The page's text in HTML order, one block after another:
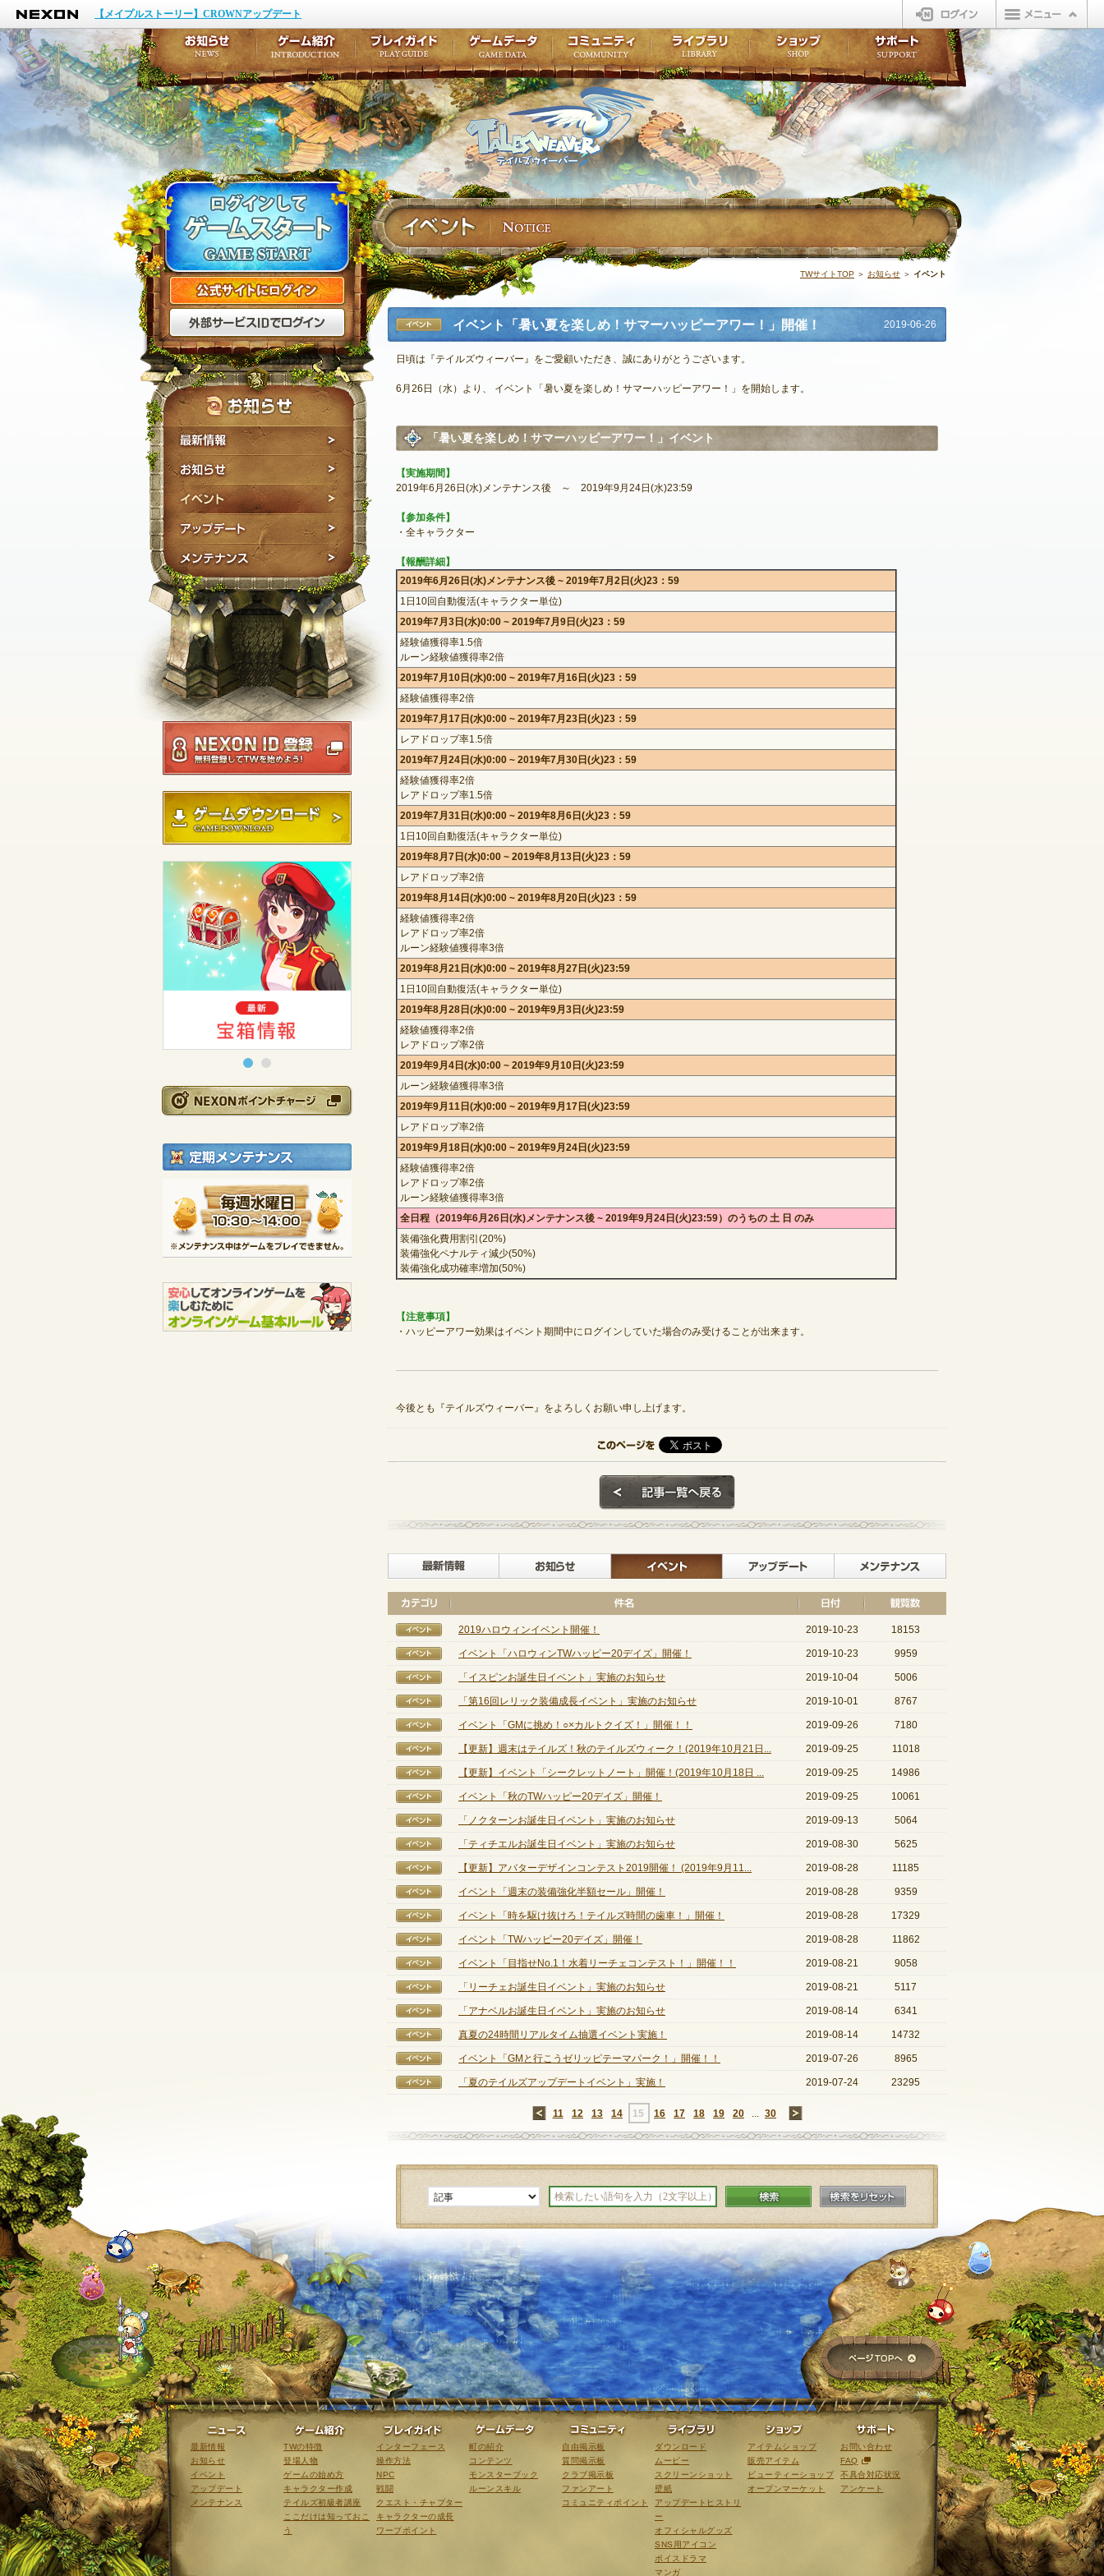
NEXON
【メイプルストーリー】CROWNアップデート
ログイン
テイルズウィーバー
公式サイトにログイン
外部サービスIDでログイン
最新情報
イベント
アップデート
NEXON ID登録
ゲームダウンロード
NEXONポイントチャージ
定期メンテナンス
毎週水曜日 10:30～14:00
※メンテナンス中はゲームをプレイできません。
TWサイトTOP ＞ お知らせ ＞ イベント
イベント
イベント「暑い夏を楽しめ！サマーハッピーアワー！」開催！ 2019-06-26
日頃は『テイルズウィーバー』をご愛顧いただき、誠にありがとうございます。
6月26日（水）より、 イベント「暑い夏を楽しめ！サマーハッピーアワー！」を開始します。
「暑い夏を楽しめ！サマーハッピーアワー！」イベント
【実施期間】
2019年6月26日(水)メンテナンス後 ～ 2019年9月24日(水)23:59
【参加条件】
・全キャラクター
【報酬詳細】
2019年6月26日(水)メンテナンス後 ~ 2019年7月2日(火)23：59
1日10回自動復活(キャラクター単位)
2019年7月3日(水)0:00 ~ 2019年7月9日(火)23：59
経験値獲得率1.5倍
ルーン経験値獲得率2倍
2019年7月10日(水)0:00 ~ 2019年7月16日(火)23：59
経験値獲得率2倍
2019年7月17日(水)0:00 ~ 2019年7月23日(火)23：59
レアドロップ率1.5倍
2019年7月24日(水)0:00 ~ 2019年7月30日(火)23：59
経験値獲得率2倍
レアドロップ率1.5倍
2019年7月31日(水)0:00 ~ 2019年8月6日(火)23：59
1日10回自動復活(キャラクター単位)
2019年8月7日(水)0:00 ~ 2019年8月13日(火)23：59
レアドロップ率2倍
2019年8月14日(水)0:00 ~ 2019年8月20日(火)23：59
経験値獲得率2倍
レアドロップ率2倍
ルーン経験値獲得率3倍
2019年8月21日(水)0:00 ~ 2019年8月27日(火)23:59
1日10回自動復活(キャラクター単位)
2019年8月28日(水)0:00 ~ 2019年9月3日(火)23:59
経験値獲得率2倍
レアドロップ率2倍
2019年9月4日(水)0:00 ~ 2019年9月10日(火)23:59
ルーン経験値獲得率3倍
2019年9月11日(水)0:00 ~ 2019年9月17日(火)23:59
レアドロップ率2倍
2019年9月18日(水)0:00 ~ 2019年9月24日(火)23:59
経験値獲得率2倍
レアドロップ率2倍
ルーン経験値獲得率3倍
全日程（2019年6月26日(水)メンテナンス後 ~ 2019年9月24日(火)23:59）のうちの 土 日 のみ
装備強化費用割引(20%)
装備強化ペナルティ減少(50%)
装備強化成功確率増加(50%)
【注意事項】
・ハッピーアワー効果はイベント期間中にログインしていた場合のみ受けることが出来ます。
今後とも『テイルズウィーバー』をよろしくお願い申し上げます。
最新情報 お知らせ イベント アップデート
【イベント】
2019ハロウィンイベント開催！ 2019-10-23 18153
【イベント】
イベント「ハロウィンTWハッピー20デイズ」開催！ 2019-10-23 9959
【イベント】
「イスピンお誕生日イベント」実施のお知らせ 2019-10-04 5006
【イベント】
「第16回レリック装備成長イベント」実施のお知らせ 2019-10-01 8767
【イベント】
イベント「GMに挑め！○×カルトクイズ！」開催！！ 2019-09-26 7180
【イベント】
【更新】週末はテイルズ！秋のテイルズウィーク！(2019年10月21日... 2019-09-25 11018
【イベント】
【更新】イベント「シークレットノート」開催！(2019年10月18日 ... 2019-09-25 14986
【イベント】
イベント「秋のTWハッピー20デイズ」開催！ 2019-09-25 10061
【イベント】
「ノクターンお誕生日イベント」実施のお知らせ 2019-09-13 5064
【イベント】
「ティチエルお誕生日イベント」実施のお知らせ 2019-08-30 5625
【イベント】
【更新】アバターデザインコンテスト2019開催！ (2019年9月11... 2019-08-28 11185
【イベント】
イベント「週末の装備強化半額セール」開催！ 2019-08-28 9359
【イベント】
イベント「時を駆け抜けろ！テイルズ時間の歯車！」開催！ 2019-08-28 17329
【イベント】
イベント「TWハッピー20デイズ」開催！ 2019-08-28 11862
【イベント】
イベント「目指せNo.1！水着リーチェコンテスト！」開催！！ 2019-08-21 9058
【イベント】
「リーチェお誕生日イベント」実施のお知らせ 2019-08-21 5117
【イベント】
「アナベルお誕生日イベント」実施のお知らせ 2019-08-14 6341
【イベント】
真夏の24時間リアルタイム抽選イベント実施！ 2019-08-14 14732
【イベント】
イベント「GMと行こうゼリッピテーマパーク！」開催！！ 2019-07-26 8965
【イベント】
「夏のテイルズアップデートイベント」実施！ 2019-07-24 23295
←
11 12 13 14 15 16 17 18 19 20 ... 30
検索 検索をリセット
お知らせ
イベント
アップデート
メンテナンス
ゲーム紹介
ここだけは知っておこうプレイガイド
ワープポイント
ゲームデータ
ルーンスキル
コミュニティ
コミュニティポイントライブラリ
LINEスタンプ
ショップ
販売アイテム
ビューティーショップ
オープンマーケットサポート
不具合対応状況
アンケート
ページTOPへ
ニュース
最新情報
お知らせ
イベント
アップデート
メンテナンス
ゲーム紹介
TWの特徴
登場人物
ゲームの始め方
キャラクター作成
テイルズ初級者講座
ここだけは知っておこ
う
プレイガイド
インターフェース
操作方法
NPC
戦闘
クエスト・チャプター
キャラクターの成長
ワープポイント
ゲームデータ
町の紹介
コンテンツ
モンスターブック
ルーンスキル
コミュニティ
自由掲示板
質問掲示板
クラブ掲示板
ファンアート
コミュニティポイント
ライブラリ
ダウンロード
ムービー
スクリーンショット
壁紙
アップデートヒストリ
ー
オフィシャルグッズ
SNS用アイコン
ボイスドラマ
マンガ
ショップ
アイテムショップ
販売アイテム
ビューティーショップ
オープンマーケット
サポート
お問い合わせ
FAQ
不具合対応状況
アンケート